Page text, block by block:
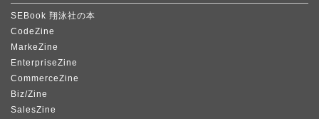
SEBook 翔泳社の本
CodeZine
MarkeZine
EnterpriseZine
CommerceZine
Biz/Zine
SalesZine